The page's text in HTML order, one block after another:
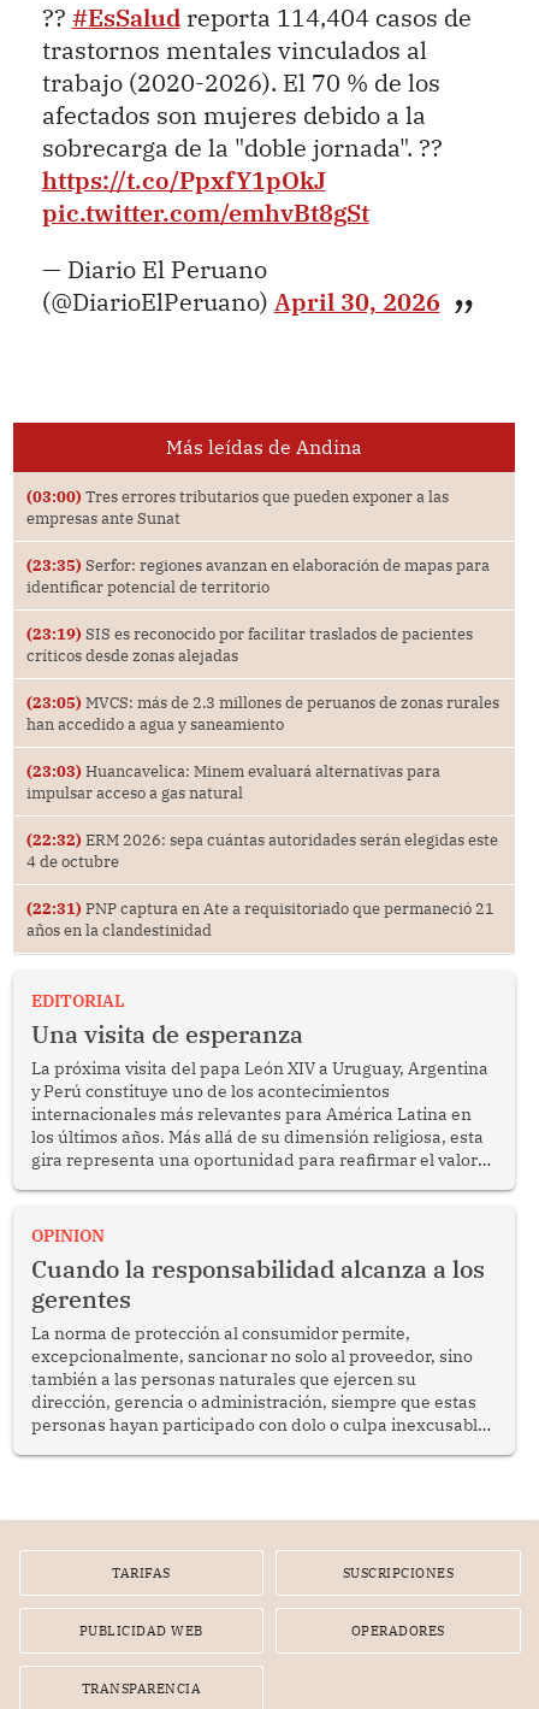
?? #EsSaludreporta 114,404 casos de
trastornos mentales vinculados al
trabajo (2020-2026). El 70 % de los
afectados son mujeres debido a la
sobrecarga de la "doble jornada". ??
https://t.co/PpxfY1pOkJ
pic.twitter.com/emhvBt8gSt
— Diario El Peruano
(@DiarioElPeruano) April 30, 2026
Más leídas de Andina
(03:00) Tres errores tributarios que pueden exponer a las
empresas ante Sunat
(23:35) Serfor: regiones avanzan en elaboración de mapas para
identificar potencial de territorio
(23:19) SIS es reconocido por facilitar traslados de pacientes
críticos desde zonas alejadas
(23:05) MVCS: más de 2.3 millones de peruanos de zonas rurales
han accedido a agua y saneamiento
(23:03) Huancavelica: Minem evaluará alternativas para
impulsar acceso a gas natural
(22:32) ERM 2026: sepa cuántas autoridades serán elegidas este
4 de octubre
(22:31) PNP captura en Ate a requisitoriado que permaneció 21
años en la clandestinidad
EDITORIAL
Una visita de esperanza
La próxima visita del papa León XIV a Uruguay, Argentina
y Perú constituye uno de los acontecimientos
internacionales más relevantes para América Latina en
los últimos años. Más allá de su dimensión religiosa, esta
gira representa una oportunidad para reafirmar el valor
enfrenta desafíos en materia de desarrollo, cohesión
OPINION
Cuando la responsabilidad alcanza a los
gerentes
La norma de protección al consumidor permite,
excepcionalmente, sancionar no solo al proveedor, sino
también a las personas naturales que ejercen su
dirección, gerencia o administración, siempre que estas
personas hayan participado con dolo o culpa inexcusable
por la frustrada realización de un meet and greet con
TARIFAS SUSCRIPCIONES
PUBLICIDAD WEB OPERADORES
TRANSPARENCIA